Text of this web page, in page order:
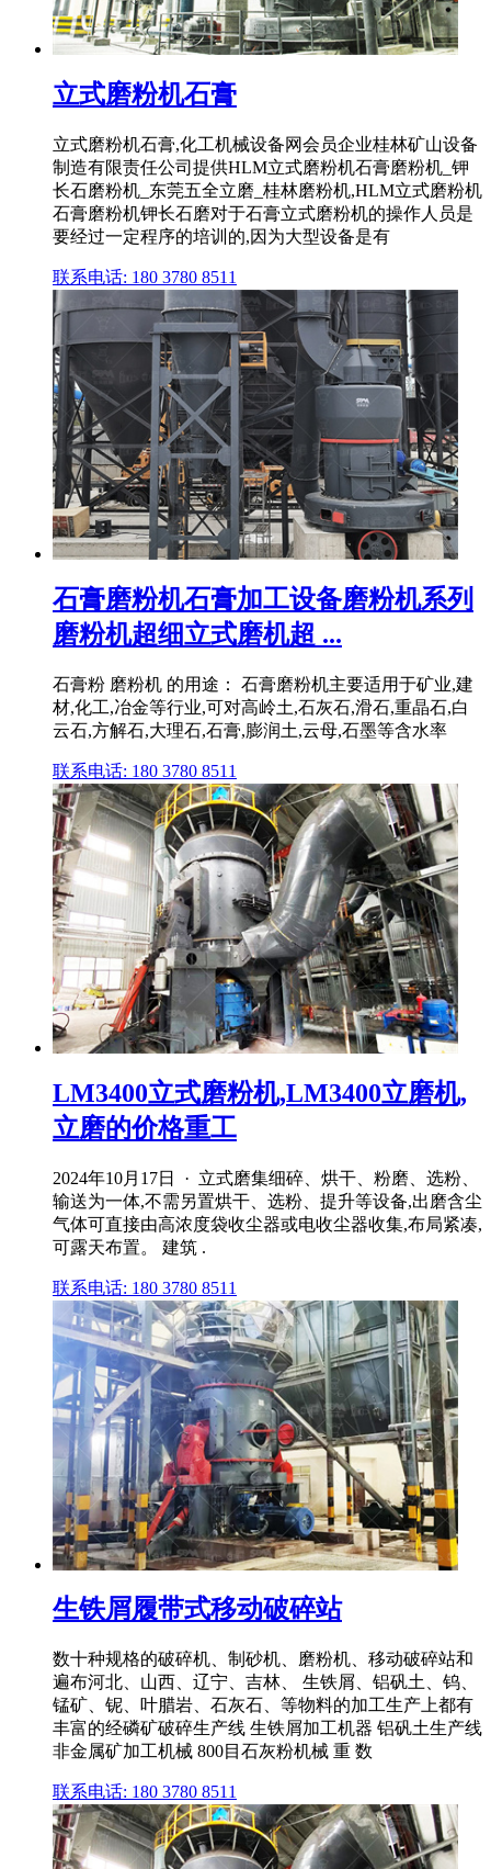
立式磨粉机石膏
立式磨粉机石膏,化工机械设备网会员企业桂林矿山设备
制造有限责任公司提供HLM立式磨粉机石膏磨粉机_钾
长石磨粉机_东莞五全立磨_桂林磨粉机,HLM立式磨粉机
石膏磨粉机钾长石磨对于石膏立式磨粉机的操作人员是
要经过一定程序的培训的,因为大型设备是有
联系电话: 180 3780 8511
石膏磨粉机石膏加工设备磨粉机系列
磨粉机超细立式磨机超 ...
石膏粉 磨粉机 的用途： 石膏磨粉机主要适用于矿业,建
材,化工,冶金等行业,可对高岭土,石灰石,滑石,重晶石,白
云石,方解石,大理石,石膏,膨润土,云母,石墨等含水率
联系电话: 180 3780 8511
LM3400立式磨粉机,LM3400立磨机,
立磨的价格重工
2024年10月17日 · 立式磨集细碎、烘干、粉磨、选粉、
输送为一体,不需另置烘干、选粉、提升等设备,出磨含尘
气体可直接由高浓度袋收尘器或电收尘器收集,布局紧凑,
可露天布置。 建筑 .
联系电话: 180 3780 8511
生铁屑履带式移动破碎站
数十种规格的破碎机、制砂机、磨粉机、移动破碎站和
遍布河北、山西、辽宁、吉林、 生铁屑、铝矾土、钨、
锰矿、铌、叶腊岩、石灰石、等物料的加工生产上都有
丰富的经磷矿破碎生产线 生铁屑加工机器 铝矾土生产线
非金属矿加工机械 800目石灰粉机械 重 数
联系电话: 180 3780 8511